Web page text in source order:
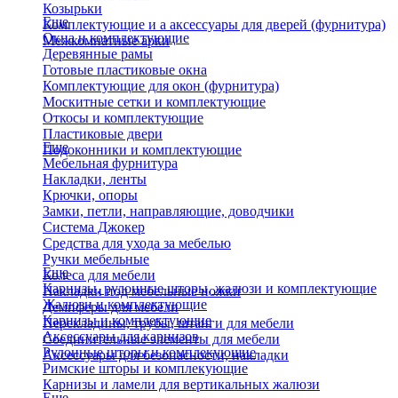
Козырьки
Комплектующие и а аксессуары для дверей (фурнитура)
Межкомнатные арки
Еще
Окна и комплектующие
Деревянные рамы
Готовые пластиковые окна
Комплектующие для окон (фурнитура)
Москитные сетки и комплектующие
Откосы и комплектующие
Пластиковые двери
Подоконники и комплектующие
Еще
Мебельная фурнитура
Накладки, ленты
Крючки, опоры
Замки, петли, направляющие, доводчики
Система Джокер
Средства для ухода за мебелью
Ручки мебельные
Колеса для мебели
Накладки под мебельные ножки
Демпферы для мебели
Перекладины, трубы, штанги для мебели
Соединительные элементы для мебели
Аксессуары для безопасности, накладки
Еще
Карнизы, рулонные шторы, жалюзи и комплектующие
Жалюзи и комплектующие
Карнизы и комплектующие
Аксессуары для карнизов
Рулонные шторы и комплекующие
Римские шторы и комплекующие
Карнизы и ламели для вертикальных жалюзи